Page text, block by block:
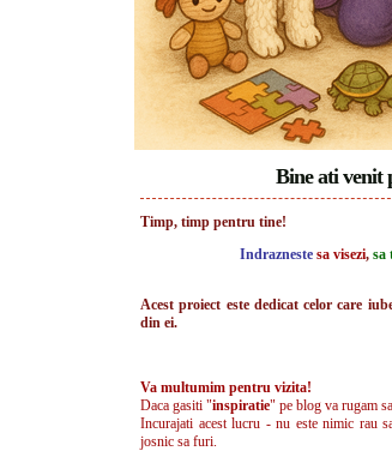
Bine ati venit
Timp, timp pentru tine!
Indrazneste sa visezi, sa
Acest proiect este dedicat celor care
din ei.
Va multumim pentru vizita!
Daca gasiti "inspiratie" pe blog va rugam
Incurajati acest lucru - nu este nimic rau
josnic sa furi.